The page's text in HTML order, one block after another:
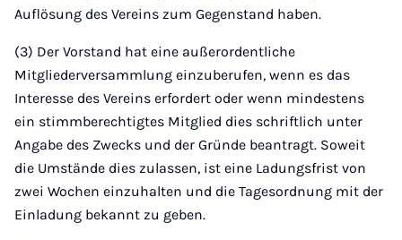
Auflösung des Vereins zum Gegenstand haben.
(3) Der Vorstand hat eine außerordentliche
Mitgliederversammlung einzuberufen, wenn es das
Interesse des Vereins erfordert oder wenn mindestens
ein stimmberechtigtes Mitglied dies schriftlich unter
Angabe des Zwecks und der Gründe beantragt. Soweit
die Umstände dies zulassen, ist eine Ladungsfrist von
zwei Wochen einzuhalten und die Tagesordnung mit der
Einladung bekannt zu geben.